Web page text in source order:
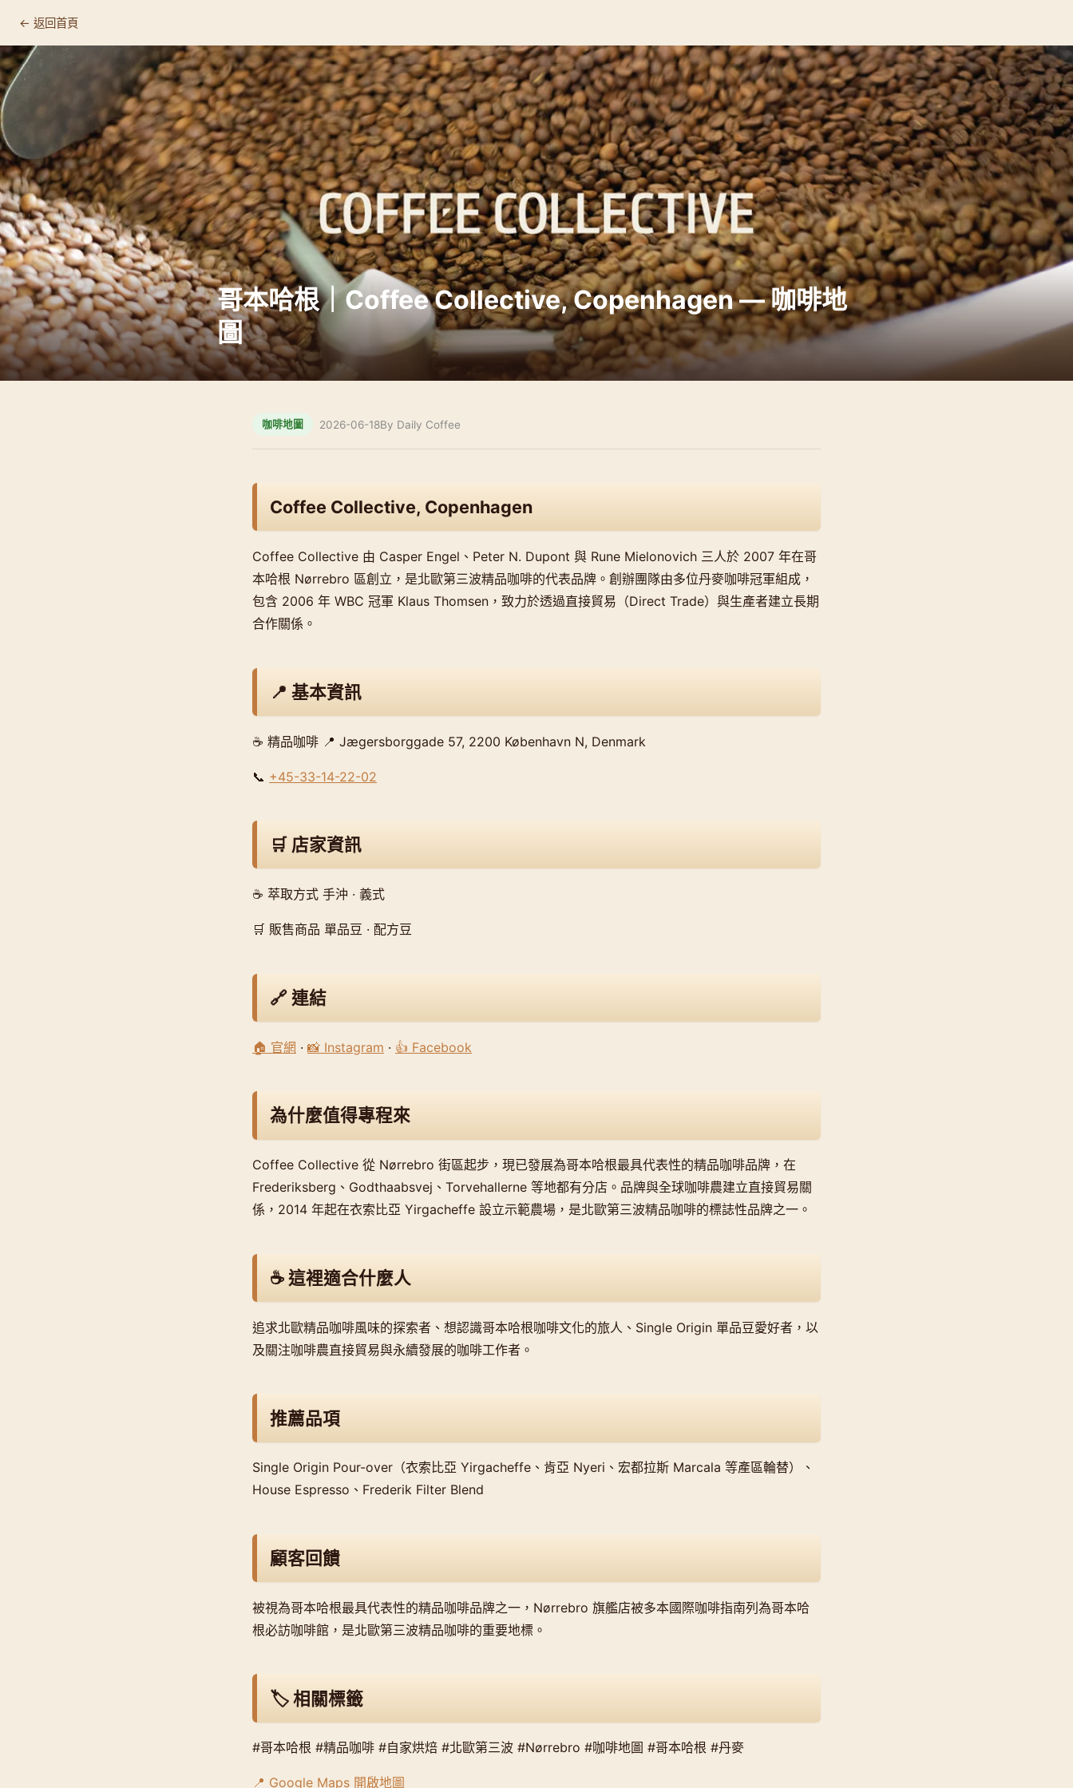
Coffee Collective, Copenhagen
📍 基本資訊
🛒 店家資訊
🔗 連結
為什麼值得專程來
☕ 這裡適合什麼人
推薦品項
顧客回饋
🏷️ 相關標籤
← 返回首頁
哥本哈根｜Coffee Collective, Copenhagen — 咖啡地
圖
咖啡地圖 2026-06-18By Daily Coffee
Coffee Collective, Copenhagen
Coffee Collective 由 Casper Engel、Peter N. Dupont 與 Rune Mielonovich 三人於 2007 年在哥
本哈根 Nørrebro 區創立，是北歐第三波精品咖啡的代表品牌。創辦團隊由多位丹麥咖啡冠軍組成，
包含 2006 年 WBC 冠軍 Klaus Thomsen，致力於透過直接貿易（Direct Trade）與生產者建立長期
合作關係。
📍 基本資訊
☕ 精品咖啡 📍 Jægersborggade 57, 2200 København N, Denmark
📞 +45-33-14-22-02
🛒 店家資訊
☕ 萃取方式 手沖 · 義式
🛒 販售商品 單品豆 · 配方豆
🔗 連結
🏠 官網 · 📸 Instagram · 👍 Facebook
為什麼值得專程來
Coffee Collective 從 Nørrebro 街區起步，現已發展為哥本哈根最具代表性的精品咖啡品牌，在
Frederiksberg、Godthaabsvej、Torvehallerne 等地都有分店。品牌與全球咖啡農建立直接貿易關
係，2014 年起在衣索比亞 Yirgacheffe 設立示範農場，是北歐第三波精品咖啡的標誌性品牌之一。
☕ 這裡適合什麼人
追求北歐精品咖啡風味的探索者、想認識哥本哈根咖啡文化的旅人、Single Origin 單品豆愛好者，以
及關注咖啡農直接貿易與永續發展的咖啡工作者。
推薦品項
Single Origin Pour-over（衣索比亞 Yirgacheffe、肯亞 Nyeri、宏都拉斯 Marcala 等產區輪替）、
House Espresso、Frederik Filter Blend
顧客回饋
被視為哥本哈根最具代表性的精品咖啡品牌之一，Nørrebro 旗艦店被多本國際咖啡指南列為哥本哈
根必訪咖啡館，是北歐第三波精品咖啡的重要地標。
🏷️ 相關標籤
#哥本哈根 #精品咖啡 #自家烘焙 #北歐第三波 #Nørrebro #咖啡地圖 #哥本哈根 #丹麥
📍 Google Maps 開啟地圖